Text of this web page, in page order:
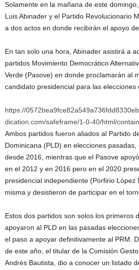
Solamente en la mañana de este
Luis Abinader y el Partido Revolucionario
a dos actos en donde recibirán el apoyo
En tan solo una hora, Abinader asistirá a
partidos Movimiento Democrático
Verde (Pasove) en donde proclamarán al
candidato presidencial para las elecciones
https://
dication.com/safeframe/1-0-40/html/
Ambos partidos fueron aliados al Partido
Dominicana (PLD) en elecciones
desde 2016, mientras que el Pasove
en el 2012 y en 2016 pero en el 2020
presidencial independiente (Porfirio López
misma y desistieron de participar en el
Estos dos partidos son solos los primeros
apoyaron al PLD en las pasadas
el paso a apoyar definitivamente al PRM.
de este año, el titular de la Comisión
Andrés Bautista, dio a conocer un listado